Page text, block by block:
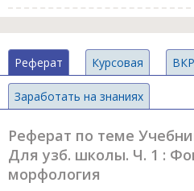
Реферат Курсовая
Заработать на знаниях
Реферат по теме
Для узб. школы. Ч. 1 :
морфология